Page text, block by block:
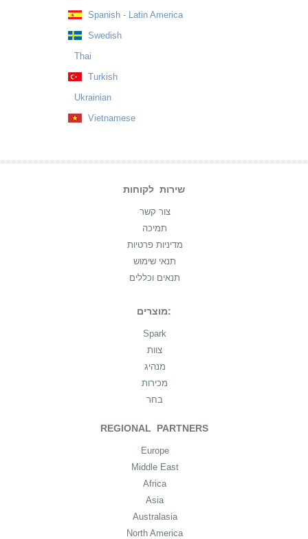
Spanish - Latin America
Swedish
Thai
Turkish
Ukrainian
Vietnamese
שירות לקוחות
צור קשר
תמיכה
מדיניות פרטיות
תנאי שימוש
תנאים וכללים
מוצרים:
Spark
צוות
מנהיג
מכירות
בחר
REGIONAL PARTNERS
Europe
Middle East
Africa
Asia
Australasia
North America